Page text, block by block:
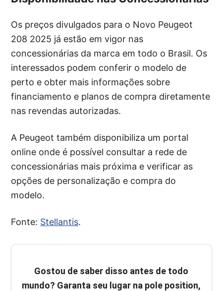
Os preços divulgados para o Novo Peugeot
208 2025 já estão em vigor nas
concessionárias da marca em todo o Brasil. Os
interessados podem conferir o modelo de
perto e obter mais informações sobre
financiamento e planos de compra diretamente
nas revendas autorizadas.
A Peugeot também disponibiliza um portal
online onde é possível consultar a rede de
concessionárias mais próxima e verificar as
opções de personalização e compra do
modelo.
Fonte: Stellantis.
Gostou de saber disso antes de todo
mundo? Garanta seu lugar na pole position,